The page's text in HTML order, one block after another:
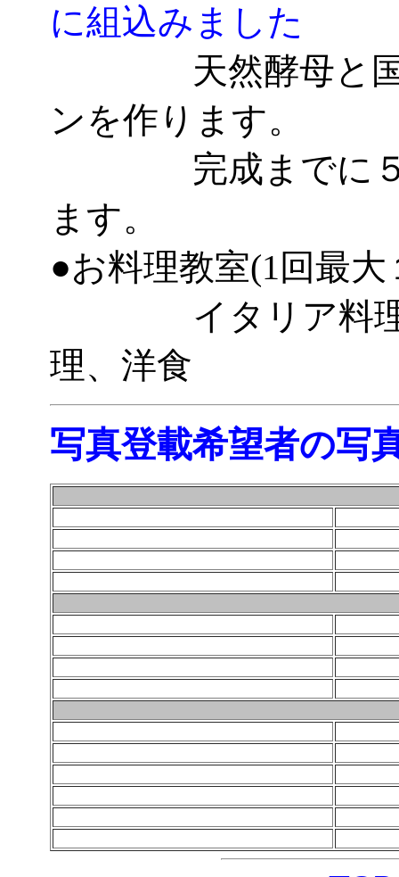
に組込みました
天然酵母と国内
ンを作ります。
完成までに５時
ます。
●お料理教室(1回最大
イタリア料理、
理、洋食
写真登載希望者の写